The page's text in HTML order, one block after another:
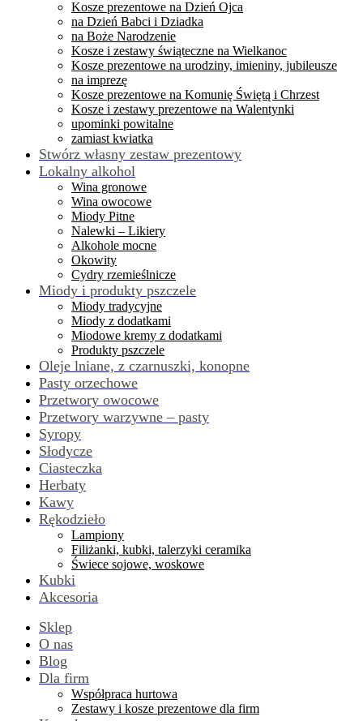
Kosze prezentowe na Dzień Ojca
na Dzień Babci i Dziadka
na Boże Narodzenie
Kosze i zestawy świąteczne na Wielkanoc
Kosze prezentowe na urodziny, imieniny, jubileusze
na imprezę
Kosze prezentowe na Komunię Świętą i Chrzest
Kosze i zestawy prezentowe na Walentynki
upominki powitalne
zamiast kwiatka
Stwórz własny zestaw prezentowy
Lokalny alkohol
Wina gronowe
Wina owocowe
Miody Pitne
Nalewki – Likiery
Alkohole mocne
Okowity
Cydry rzemieślnicze
Miody i produkty pszczele
Miody tradycyjne
Miody z dodatkami
Miodowe kremy z dodatkami
Produkty pszczele
Oleje lniane, z czarnuszki, konopne
Pasty orzechowe
Przetwory owocowe
Przetwory warzywne – pasty
Syropy
Słodycze
Ciasteczka
Herbaty
Kawy
Rękodzieło
Lampiony
Filiżanki, kubki, talerzyki ceramika
Świece sojowe, woskowe
Kubki
Akcesoria
Sklep
O nas
Blog
Dla firm
Współpraca hurtowa
Zestawy i kosze prezentowe dla firm